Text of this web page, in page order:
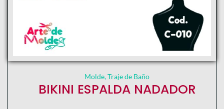
Molde,Traje de Baño
BIKINI ESPALDA NADADOR